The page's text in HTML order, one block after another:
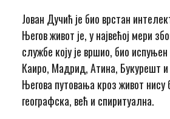
Јован Дучић је био врстан
Његов живот је, у највећој мери
службе коју је вршио, био
Каиро, Мадрид, Атина, Букурешт
Његова путовања кроз живот нису
географска, већ и спиритуална.